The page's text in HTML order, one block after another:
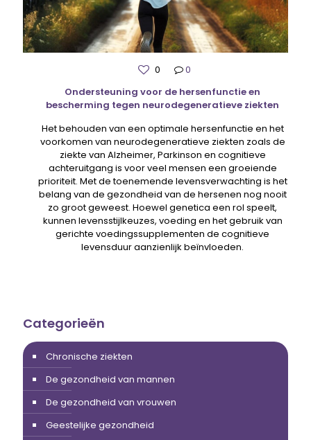
0
0
Ondersteuning voor de hersenfunctie en
bescherming tegen neurodegeneratieve ziekten
Het behouden van een optimale hersenfunctie en het
voorkomen van neurodegeneratieve ziekten zoals de
ziekte van Alzheimer, Parkinson en cognitieve
achteruitgang is voor veel mensen een groeiende
prioriteit. Met de toenemende levensverwachting is het
belang van de gezondheid van de hersenen nog nooit
zo groot geweest. Hoewel genetica een rol speelt,
kunnen levensstijlkeuzes, voeding en het gebruik van
gerichte voedingssupplementen de cognitieve
levensduur aanzienlijk beïnvloeden.
Categorieën
Chronische ziekten
De gezondheid van mannen
De gezondheid van vrouwen
Geestelijke gezondheid